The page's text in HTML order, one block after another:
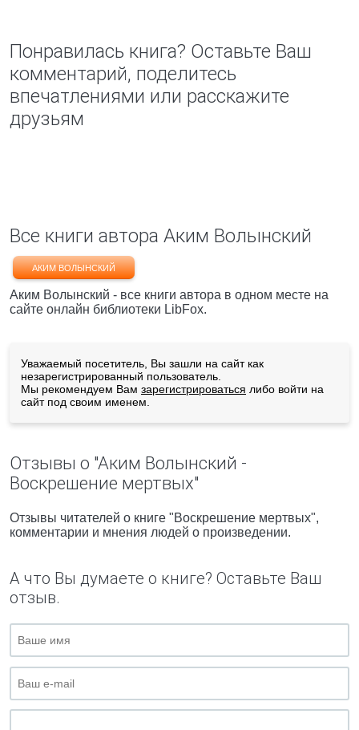
Понравилась книга? Оставьте Ваш
комментарий, поделитесь
впечатлениями или расскажите
друзьям
Все книги автора Аким Волынский
АКИМ ВОЛЫНСКИЙ
Аким Волынский - все книги автора в одном месте на
сайте онлайн библиотеки LibFox.
Уважаемый посетитель, Вы зашли на сайт как
незарегистрированный пользователь.
Мы рекомендуем Вам зарегистрироваться либо войти на
сайт под своим именем.
Отзывы о "Аким Волынский -
Воскрешение мертвых"
Отзывы читателей о книге "Воскрешение мертвых",
комментарии и мнения людей о произведении.
А что Вы думаете о книге? Оставьте Ваш
отзыв.